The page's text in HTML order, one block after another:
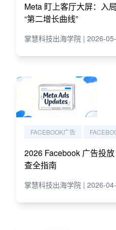
Meta 盯上客厅大屏：入
“第二增长曲线”
掌慧科技出海学院 | 2026-
FACEBOOK广告
2026 Facebook 广告投
查全指南
掌慧科技出海学院 | 2026-